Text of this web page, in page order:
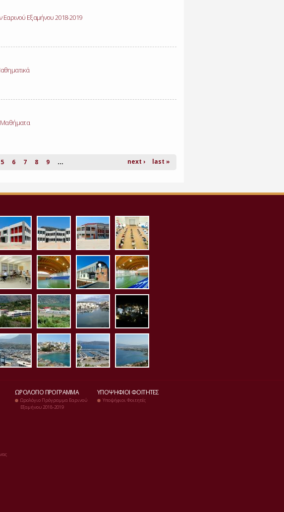
Εξαμήνου 2018-2019
Μαθήματα
5 6 7 8 9 … next › last »
apo_proaylio.jpg
aith_pollaplon_ex.jpg
aith_pollaplon_es.jpg
kleisto_es1.jpg
kleisto_ex1.jpg
kleisto_es2.jpg
panorama2.jpg
limnh5.jpgp1020026.jpg
p1020084.jpg
p1020085.jpgp1020086.jpg
ΩΡΟΛΌΓΙΟ ΠΡΌΓΡΑΜΜΑ
Ωρολόγιο Πρόγραμμα Εαρινού
Εξαμήνου 2018-2019
ΥΠΟΨΉΦΙΟΙ ΦΟΙΤΗΤΈΣ
Υποψήφιοι Φοιτητές